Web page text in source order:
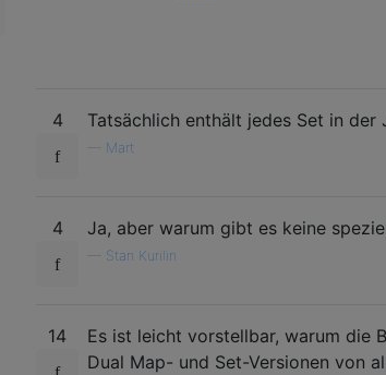
4 Tatsächlich enthält jedes Set in der
Mart
4 Ja, aber warum gibt es keine
Stan Kurilin
14
Es ist leicht vorstellbar, warum die
Dual Map- und Set-Versionen von